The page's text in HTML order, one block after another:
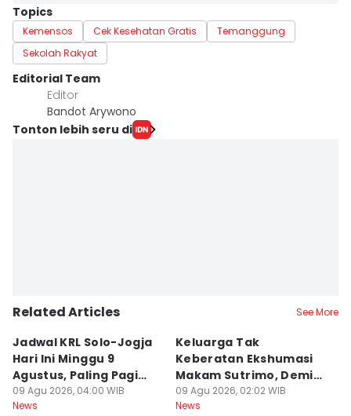
Topics
Kemensos Cek Kesehatan Gratis
Temanggung
Sekolah Rakyat
Editorial Team
Editor
Bandot Arywono
Tonton lebih seru di
Related Articles See More
Jadwal KRL Solo-Jogja
Hari Ini Minggu 9
Agustus, Paling Pagi
Berangkat Pukul 05.00
09 Agu 2026, 04:00 WIB
News
Keluarga Tak
Keberatan Ekshumasi
Makam Sutrimo, Demi
Usut Kematian
Almarhum
09 Agu 2026, 02:02 WIB
News